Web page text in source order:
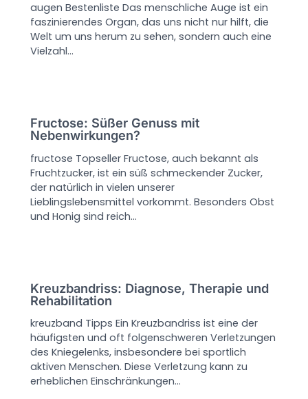
augen Bestenliste Das menschliche Auge ist ein
faszinierendes Organ, das uns nicht nur hilft, die
Welt um uns herum zu sehen, sondern auch eine
Vielzahl…
Fructose: Süßer Genuss mit
Nebenwirkungen?
fructose Topseller Fructose, auch bekannt als
Fruchtzucker, ist ein süß schmeckender Zucker,
der natürlich in vielen unserer
Lieblingslebensmittel vorkommt. Besonders Obst
und Honig sind reich…
Kreuzbandriss: Diagnose, Therapie und
Rehabilitation
kreuzband Tipps Ein Kreuzbandriss ist eine der
häufigsten und oft folgenschweren Verletzungen
des Kniegelenks, insbesondere bei sportlich
aktiven Menschen. Diese Verletzung kann zu
erheblichen Einschränkungen…